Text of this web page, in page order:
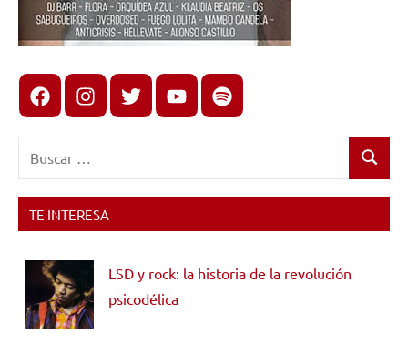
FacebookInstagram
X youtubespotify
Buscar
TE INTERESA
LSD y rock: la historia de la revolución
psicodélica